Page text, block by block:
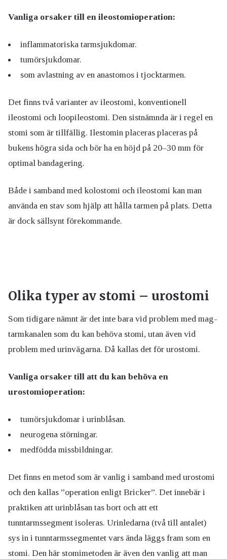
Vanliga orsaker till en ileostomioperation:
inflammatoriska tarmsjukdomar.
tumörsjukdomar.
som avlastning av en anastomos i tjocktarmen.
Det finns två varianter av ileostomi, konventionell
ileostomi och loopileostomi. Den sistnämnda är i regel en
stomi som är tillfällig. Ilestomin placeras placeras på
bukens högra sida och bör ha en höjd på 20–30 mm för
optimal bandagering.
Både i samband med kolostomi och ileostomi kan man
använda en stav som hjälp att hålla tarmen på plats. Detta
är dock sällsynt förekommande.
Olika typer av stomi – urostomi
Som tidigare nämnt är det inte bara vid problem med mag-
tarmkanalen som du kan behöva stomi, utan även vid
problem med urinvägarna. Då kallas det för urostomi.
Vanliga orsaker till att du kan behöva en
urostomioperation:
tumörsjukdomar i urinblåsan.
neurogena störningar.
medfödda missbildningar.
Det finns en metod som är vanlig i samband med urostomi
och den kallas ”operation enligt Bricker”. Det innebär i
praktiken att urinblåsan tas bort och att ett
tunntarmssegment isoleras. Urinledarna (två till antalet)
sys in i tunntarmssegmentet vars ända läggs fram som en
stomi. Den här stomimetoden är även den vanlig att man